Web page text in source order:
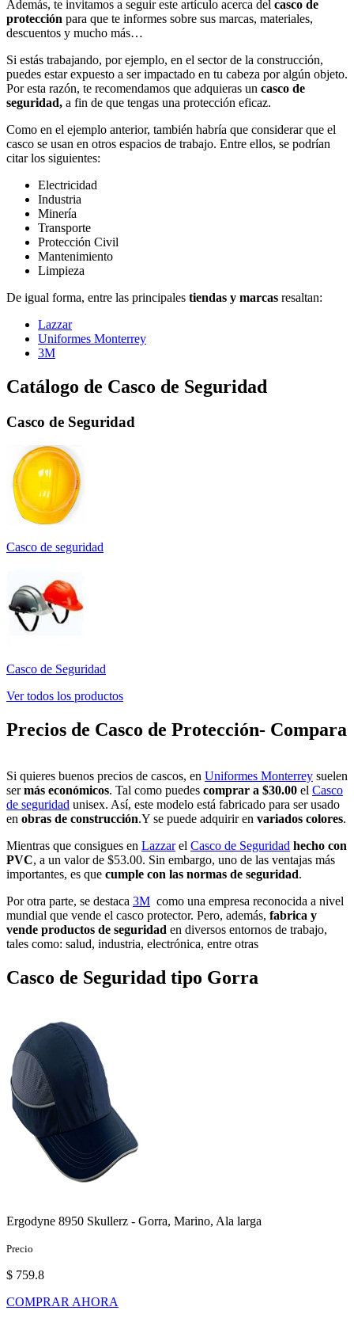
Además, te invitamos a seguir este artículo acerca del casco de
protección para que te informes sobre sus marcas, materiales,
descuentos y mucho más…
Si estás trabajando, por ejemplo, en el sector de la construcción,
puedes estar expuesto a ser impactado en tu cabeza por algún objeto.
Por esta razón, te recomendamos que adquieras un casco de
seguridad, a fin de que tengas una protección eficaz.
Como en el ejemplo anterior, también habría que considerar que el
casco se usan en otros espacios de trabajo. Entre ellos, se podrían
citar los siguientes:
Electricidad
Industria
Minería
Transporte
Protección Civil
Mantenimiento
Limpieza
De igual forma, entre las principales tiendas y marcas resaltan:
Lazzar
Uniformes Monterrey
3M
Catálogo de Casco de Seguridad
Casco de Seguridad
Casco de seguridad
Casco de Seguridad
Ver todos los productos
Precios de Casco de Protección- Compara
Si quieres buenos precios de cascos, en Uniformes Monterrey suelen
sermás económicos. Tal como puedes comprar a $30.00 el Casco
de seguridad unisex. Así, este modelo está fabricado para ser usado
en obras de construcción.Y se puede adquirir en variados colores.
Mientras que consigues en Lazzarel Casco de Seguridad hecho con
PVC, a un valor de $53.00. Sin embargo, uno de las ventajas más
importantes, es que cumple con las normas de seguridad.
Por otra parte, se destaca 3M como una empresa reconocida a nivel
mundial que vende el casco protector. Pero, además, fabrica y
vende productos de seguridad en diversos entornos de trabajo,
tales como: salud, industria, electrónica, entre otras
Casco de Seguridad tipo Gorra
Ergodyne 8950 Skullerz - Gorra, Marino, Ala larga
Precio
$ 759.8
COMPRAR AHORA